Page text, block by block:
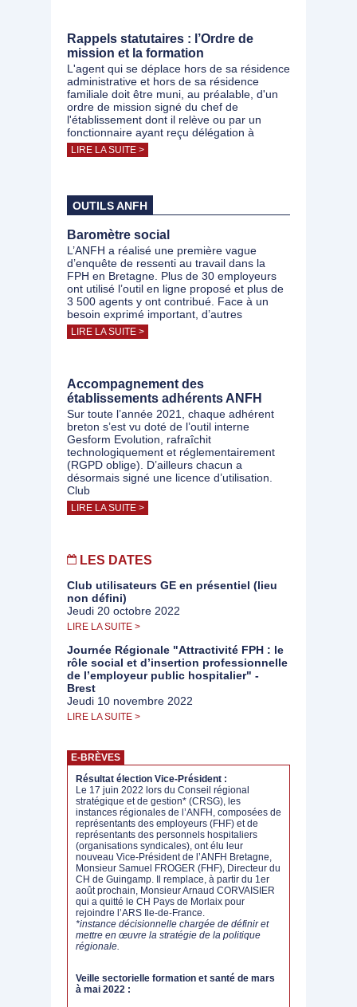
Rappels statutaires : l’Ordre de
mission et la formation
L'agent qui se déplace hors de sa résidence
administrative et hors de sa résidence
familiale doit être muni, au préalable, d'un
ordre de mission signé du chef de
l'établissement dont il relève ou par un
fonctionnaire ayant reçu délégation à
LIRE LA SUITE >
OUTILS ANFH
Baromètre social
L’ANFH a réalisé une première vague
d’enquête de ressenti au travail dans la
FPH en Bretagne. Plus de 30 employeurs
ont utilisé l’outil en ligne proposé et plus de
3 500 agents y ont contribué. Face à un
besoin exprimé important, d’autres
LIRE LA SUITE >
Accompagnement des
établissements adhérents ANFH
Sur toute l’année 2021, chaque adhérent
breton s’est vu doté de l’outil interne
Gesform Evolution, rafraîchit
technologiquement et réglementairement
(RGPD oblige). D’ailleurs chacun a
désormais signé une licence d’utilisation.
Club
LIRE LA SUITE >
LES DATES
Club utilisateurs GE en présentiel (lieu
non défini)
Jeudi 20 octobre 2022
LIRE LA SUITE >
Journée Régionale "Attractivité FPH : le
rôle social et d’insertion professionnelle
de l’employeur public hospitalier" -
Brest
Jeudi 10 novembre 2022
LIRE LA SUITE >
E-BRÈVES
Résultat élection Vice-Président :
Le 17 juin 2022 lors du Conseil régional
stratégique et de gestion* (CRSG), les
instances régionales de l’ANFH, composées de
représentants des employeurs (FHF) et de
représentants des personnels hospitaliers
(organisations syndicales), ont élu leur
nouveau Vice-Président de l’ANFH Bretagne,
Monsieur Samuel FROGER (FHF), Directeur du
CH de Guingamp. Il remplace, à partir du 1er
août prochain, Monsieur Arnaud CORVAISIER
qui a quitté le CH Pays de Morlaix pour
rejoindre l’ARS Ile-de-France.
*instance décisionnelle chargée de définir et
mettre en œuvre la stratégie de la politique
régionale.
Veille sectorielle formation et santé de mars
à mai 2022 :